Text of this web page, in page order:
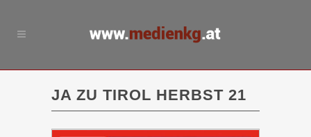
JA ZU TIROL HERBST 21